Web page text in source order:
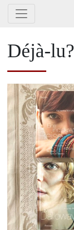
Déjà-lu?